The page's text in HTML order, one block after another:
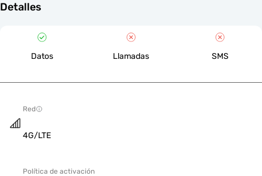
Detalles
Datos Llamadas SMS
Red
4G/LTE
Política de activación